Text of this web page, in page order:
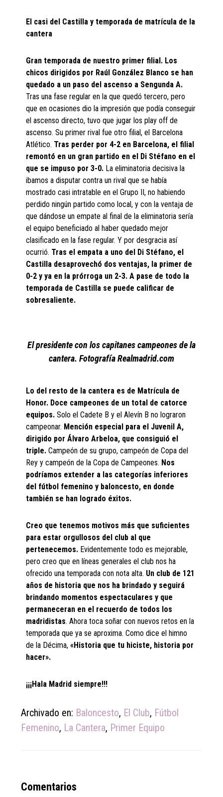
El casi del Castilla y temporada de matrícula de la
cantera
Gran temporada de nuestro primer filial. Los
chicos dirigidos por Raúl González Blanco se han
quedado a un paso del ascenso a Sengunda A.
Tras una fase regular en la que quedó tercero, pero
que en ocasiones dio la impresión que podía conseguir
el ascenso directo, tuvo que jugar los play off de
ascenso. Su primer rival fue otro filial, el Barcelona
Atlético. Tras perder por 4-2 en Barcelona, el filial
remontó en un gran partido en el Di Stéfano en el
que se impuso por 3-0. La eliminatoria decisiva la
ibamos a disputar contra un rival que se había
mostrado casi intratable en el Grupo II, no habiendo
perdido ningún partido como local, y con la ventaja de
que dándose un empate al final de la eliminatoria sería
el equipo beneficiado al haber quedado mejor
clasificado en la fase regular. Y por desgracia así
ocurrió. Tras el empata a uno del Di Stéfano, el
Castilla desaprovechó dos ventajas, la primer de
0-2 y ya en la prórroga un 2-3. A pase de todo la
temporada de Castilla se puede calificar de
sobresaliente.
El presidente con los capitanes campeones de la
cantera. Fotografía Realmadrid.com
Lo del resto de la cantera es de Matrícula de
Honor. Doce campeones de un total de catorce
equipos.Solo el Cadete B y el Alevín B no lograron
campeonar. Mención especial para el Juvenil A,
dirigido por Álvaro Arbeloa, que consiguió el
triple.Campeón de su grupo, campeón de Copa del
Rey y campeón de la Copa de Campeones. Nos
podríamos extender a las categorías inferiores
del fútbol femenino y baloncesto, en donde
también se han logrado éxitos.
Creo que tenemos motivos más que suficientes
para estar orgullosos del club al que
pertenecemos. Evidentemente todo es mejorable,
pero creo que en líneas generales el club nos ha
ofrecido una temporada con nota alta. Un club de 121
años de historia que nos ha brindado y seguirá
brindando momentos espectaculares y que
permaneceran en el recuerdo de todos los
madridistas. Ahora toca soñar con nuevos retos en la
temporada que ya se aproxima. Como dice el himno
de la Décima,«Historia que tu hiciste, historia por
hacer».
¡¡¡Hala Madrid siempre!!!
Archivado en: Baloncesto, El Club, Fútbol
Femenino, La Cantera, Primer Equipo
Reader
Comentarios